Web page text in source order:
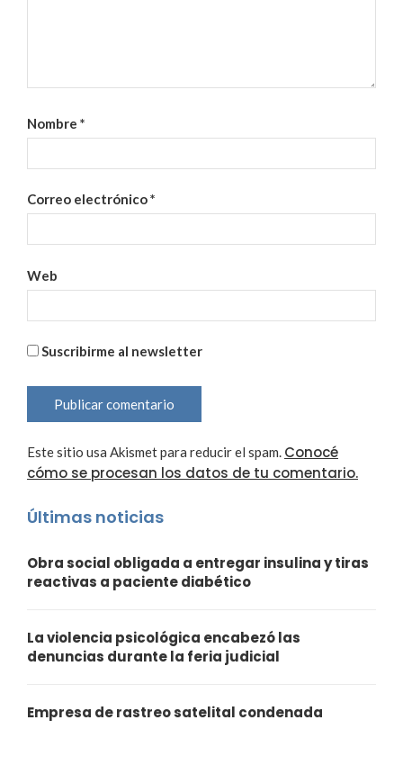
Nombre *
Correo electrónico*
Web
Suscribirme al newsletter
Este sitio usa Akismet para reducir el spam. Conocé
cómo se procesan los datos de tu comentario.
Últimas noticias
Obra social obligada a entregar insulina y tiras
reactivas a paciente diabético
La violencia psicológica encabezó las
denuncias durante la feria judicial
Empresa de rastreo satelital condenada